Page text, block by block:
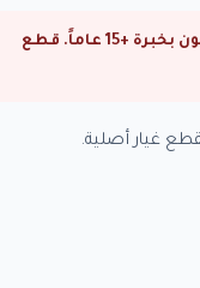
⚠ صيانة سخانات سامسونج في مدينة نصر. صيانة سخانات سامسونج في القاهرة والجيزة. فنيون متخصصون بخبرة +15 عاماً. قطع
غيار أصلية.